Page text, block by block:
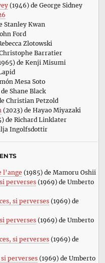
(1946) de George Sidney
Stanley Kwan
Ford
Zlotowski
Barratier
de Kenji Misumi
Mesa Soto
Shane Black
Christian Petzold
(2023) de Hayao Miyazaki
de Richard Linklater
Ingolfsdottir
l’ange (1985) de Mamoru Oshii
perverses(1969) de Umberto
si perverses(1969) de
perverses(1969) de Umberto
si perverses(1969) de
si perverses(1969) de Umberto